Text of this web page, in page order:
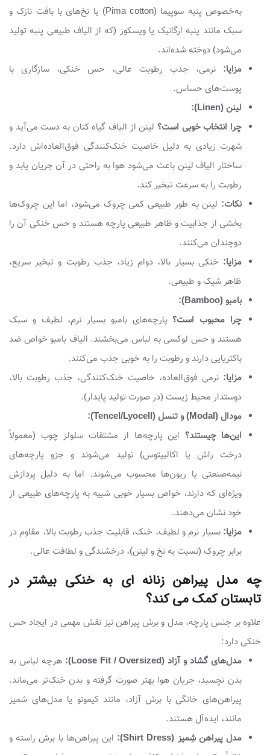
به‌خصوص پنبه سوپیما (Pima cotton) یا نخ‌های با بافت نازک و
سبک مانند پنبه ارگانیک یا ویسکوز (که از الیاف طبیعی پنبه تولید
می‌شود) دوخته شده‌اند.
مزایا: نرمی، جذب رطوبت عالی، حس خنکی، سازگاری با
پوست‌های حساس.
لینن (Linen):
چرا انتخاب خوبی است؟ لینن از الیاف گیاه کتان به دست می‌آید و
شهرت زیادی به دلیل خاصیت خنک‌کنندگی فوق‌العاده‌اش دارد.
ساختار الیاف لینن باعث می‌شود هوا به راحتی در آن جریان یابد و
رطوبت را به سرعت تبخیر کند.
نکات: لینن به طور طبیعی کمی چروک می‌شود، اما این چروک‌ها
بخشی از جذابیت و ظاهر طبیعی پارچه هستند و حس خنکی آن را
دوچندان می‌کنند.
مزایا: خنکی بسیار بالا، دوام زیاد، جذب رطوبت و تبخیر سریع،
ظاهر شیک و طبیعی.
بامبو (Bamboo):
چرا محبوب است؟ پارچه‌های بامبو بسیار نرم، لطیف و سبک
هستند و حس لوکسی به لباس می‌بخشند. الیاف بامبو خواص ضد
باکتریایی دارند و رطوبت را به خوبی جذب می‌کنند.
مزایا: نرمی فوق‌العاده، خاصیت خنک‌کنندگی، جذب رطوبت بالا،
دوستدار محیط زیست (در صورت تولید پایدار).
مودال (Modal) و تنسل (Tencel/Lyocell):
این‌ها چیستند؟ این پارچه‌ها از مشتقات سلولز چوب (معمولاً
درخت راش یا اکالیپتوس) تولید می‌شوند و جزو پارچه‌های
نیمه‌صنعتی یا ریون‌ها محسوب می‌شوند. اما به دلیل پردازش
ویژه‌ای که دارند، خواص بسیار خوبی شبیه به پارچه‌های طبیعی از
خود نشان می‌دهند.
مزایا: بسیار نرم و لطیف، خنک، قابلیت جذب رطوبت بالا، مقاوم در
برابر چروک (نسبت به نخ و لینن)، درخشندگی و لطافت عالی.
چه مدل‌ پیراهن زنانه ای به خنکی بیشتر در
تابستان کمک می کند؟
علاوه بر جنس پارچه، مدل و برش پیراهن نیز نقش مهمی در ایجاد حس
خنکی دارد:
مدل‌های گشاد و آزاد (Loose Fit / Oversized):
هرچه لباس به
بدن نچسبد، جریان هوا بهتر صورت گرفته و بدن خنک‌تر می‌ماند.
پیراهن‌های خانگی با برش آزاد، مانند کیمونو یا مدل‌های شمیز
مانند، ایده‌آل هستند.
مدل پیراهن شِمیز (Shirt Dress):
این پیراهن‌ها با برش راسته و